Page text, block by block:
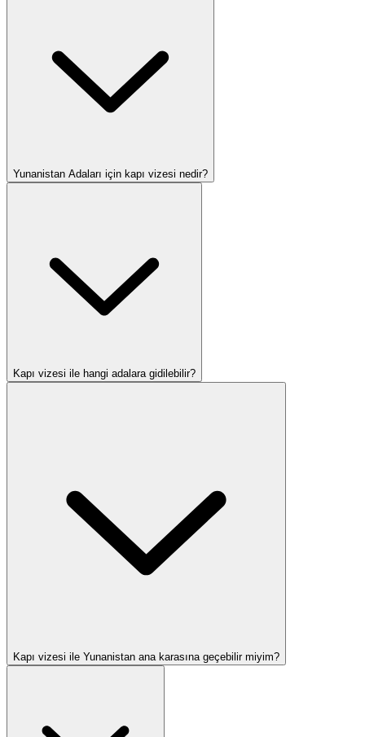
Yunanistan Adaları için kapı vizesi nedir?
Kapı vizesi ile hangi adalara gidilebilir?
Kapı vizesi ile Yunanistan ana karasına geçebilir miyim?